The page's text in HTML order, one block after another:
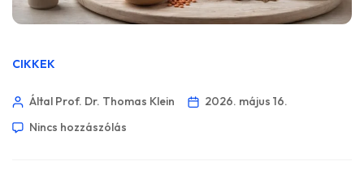
CIKKEK
Által Prof. Dr. Thomas Klein
2026. május 16.
Nincs hozzászólás